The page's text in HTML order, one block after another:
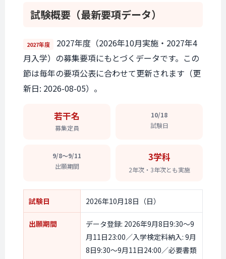
試験概要 （最新要項データ）
2027年度
2027年度（2026年10月実施・2027年4
月入学）の募集要項にもとづくデータです。この
節は毎年の要項公表に合わせて更新されます（更
新日: 2026-08-05）。
若干名
募集定員
10/18
試験日
9/8〜9/11
出願期間
3学科
2年次・ 3年次とも実施
試験日 2026年10月18日（日）
出願期間
データ登録: 2026年9月8日9:30〜9
月11日23:00／入学検定料納入: 9月
8日9:30〜9月11日24:00／必要書類